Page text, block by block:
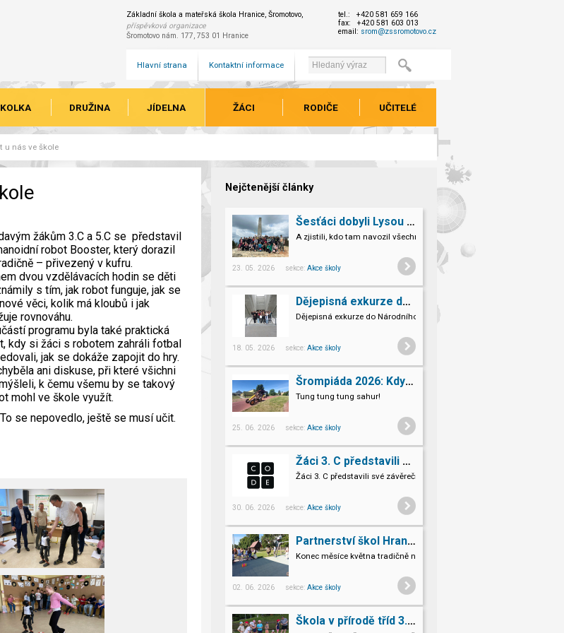
Základní škola a mateřská škola Hranice, Šromotovo,
příspěvková organizace
Šromotovo nám. 177, 753 01 Hranice
tel.: +420 581 659 166
fax: +420 581 603 013
email: srom@zssromotovo.cz
Hlavní strana Kontaktní informace
DRUŽINA JÍDELNA ŽÁCI RODIČE UČITELÉ
u nás ve škole
žákům 3.C a 5.C se představil
robot Booster, který dorazil
– přivezený v kufru.
dvou vzdělávacích hodin se děti
s tím, jak robot funguje, jak se
věci, kolik má kloubů i jak
rovnováhu.
programu byla také praktická
kdy si žáci s robotem zahráli fotbal
jak se dokáže zapojit do hry.
ani diskuse, při které všichni
k čemu všemu by se takový
mohl ve škole využít.
se nepovedlo, ještě se musí učit.
Nejčtenější články
Šesťáci dobyli Lysou horu!
A zjistili, kdo tam navozil všechno to kamení.
23. 05. 2026 sekce: Akce školy
Dějepisná exkurze do Národního památníku II. sv. války v Hrabyni
Dějepisná exkurze do Národního památníku II. světové války v Hrabyni
18. 05. 2026 sekce: Akce školy
Šrompiáda 2026: Když deváťáci převzali velení
Tung tung tung sahur!
25. 06. 2026 sekce: Akce školy
Žáci 3. C představili své závěrečné projekty v Code.org
Žáci 3. C představili své závěrečné projekty v Code.org
30. 06. 2026 sekce: Akce školy
Partnerství škol Hranice Hlohovec
Konec měsíce května tradičně na Slovensku v HLOHOVCI!
02. 06. 2026 sekce: Akce školy
Škola v přírodě tříd 3.A a 3.B